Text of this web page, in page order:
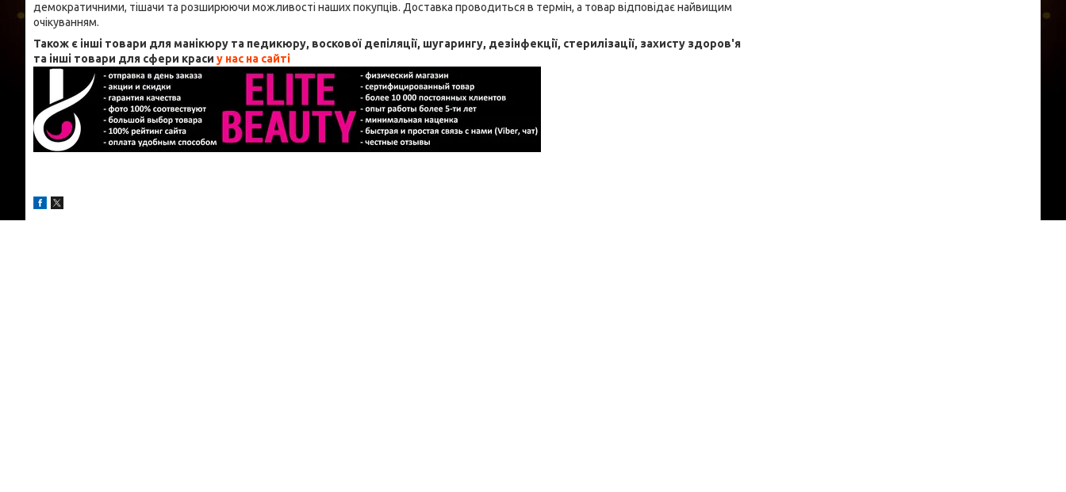
демократичними, тішачи та розширюючи можливості наших покупців. Доставка проводиться в термін, а товар відповідає найвищим
очікуванням.
Також є інші товари для манікюру та педикюру, воскової депіляції, шугарингу, дезінфекції, стерилізації, захисту здоров'я
та інші товари для сфери краси у нас на сайті